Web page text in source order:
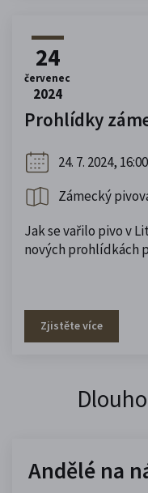
24
červenec
2024
Prohlídky
24. 7. 2024, 16:00
Zámecký
Jak se vařilo pivo v
nových prohlídkách
Zjistěte více
Andělé na